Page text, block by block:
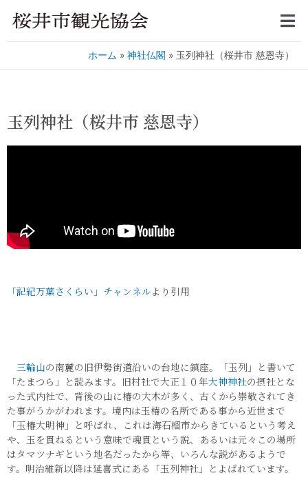
ホーム 神社仏閣 玉列神社（桜井市 慈恩寺）
玉列神社（桜井市 慈恩寺）
「記紀万葉さくらい」チャンネルより引用
三輪山の南麓の旧伊勢街道沿いの台地に鎮座。「玉列」と書いて
「たまつら」と読みます。旧村社で大正１０年大神神社の摂社とな
った式内社で、背後の山に椿の大木が多く、古くから崇敬されてき
た事がうかがわれます。境内は玉椿の名所である事から近世まで
「玉椿大明神」と呼ばれ、これは海石榴市からきているという考え
や、玉を貫ねるという意味で魂貫という説、あるいは元々この場所
はタマツナギという地名だったから等、いろんな説があるようで
す。明治維新以降は延喜式にある「玉列神社」とよばれています。